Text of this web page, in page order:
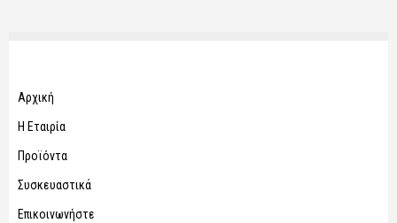
Αρχική
Η Εταιρία
Προϊόντα
Συσκευαστικά
Επικοινωνήστε